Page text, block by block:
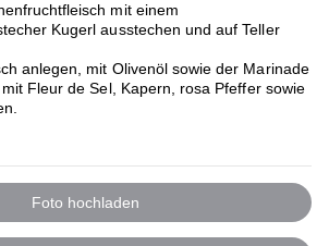
mit einem
Kugerl ausstechen und auf Teller
anlegen, mit Olivenöl sowie der Marinade
Fleur de Sel, Kapern, rosa Pfeffer sowie
Foto hochladen